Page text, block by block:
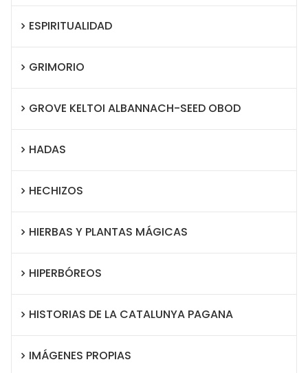
ESPIRITUALIDAD
GRIMORIO
GROVE KELTOI ALBANNACH-SEED OBOD
HADAS
HECHIZOS
HIERBAS Y PLANTAS MÁGICAS
HIPERBÓREOS
HISTORIAS DE LA CATALUNYA PAGANA
IMÁGENES PROPIAS